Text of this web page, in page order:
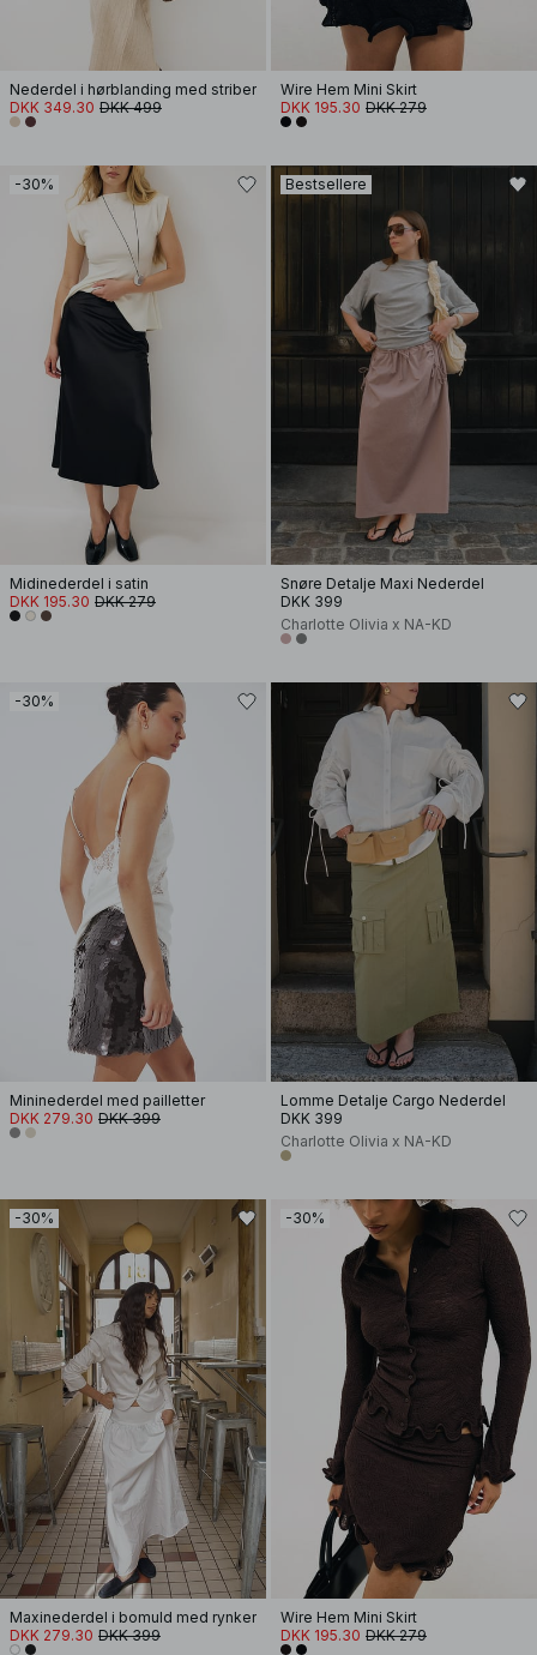
Nederdel i hørblanding med striber
DKK 349.30 DKK 499
Wire Hem Mini Skirt
DKK 195.30 DKK 279
-30%
Midinederdel i satin
DKK 195.30 DKK 279
Bestsellere
Snøre Detalje Maxi Nederdel
DKK 399
Charlotte Olivia x NA-KD
-30%
Mininederdel med pailletter
DKK 279.30 DKK 399
Lomme Detalje Cargo Nederdel
DKK 399
Charlotte Olivia x NA-KD
-30%
Maxinederdel i bomuld med rynker
DKK 279.30 DKK 399
-30%
Wire Hem Mini Skirt
DKK 195.30 DKK 279